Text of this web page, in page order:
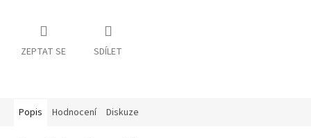
ZEPTAT SE SDÍLET
Popis Hodnocení Diskuze